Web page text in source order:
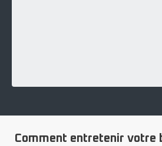
Comment entretenir votre